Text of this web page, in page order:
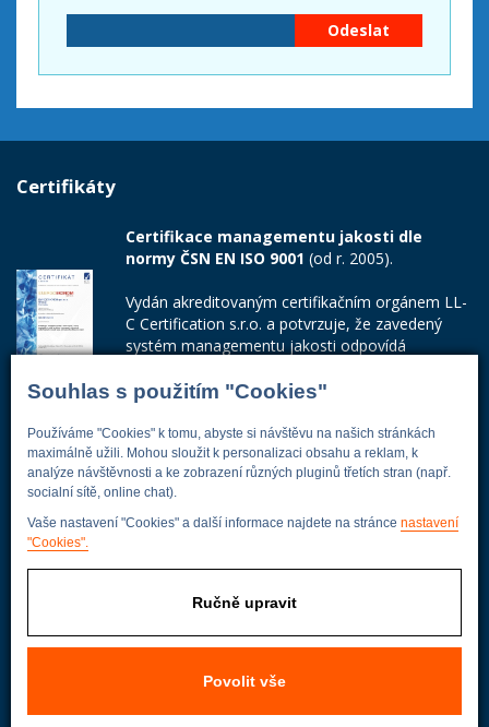
Souhlas s použitím "Cookies"
Používáme "Cookies" k tomu, abyste si návštěvu na našich stránkách
maximálně užili. Mohou sloužit k personalizaci obsahu a reklam, k
analýze návštěvnosti a ke zobrazení různých pluginů třetích stran (např.
socialní sítě, online chat).
Vaše nastavení "Cookies" a další informace najdete na stránce nastavení
"Cookies".
Ručně upravit
Povolit vše
Certifikáty
Certifikace managementu jakosti dle
normy ČSN EN ISO 9001 (od r. 2005).
Vydán akreditovaným certifikačním orgánem LL-
C Certification s.r.o. a potvrzuje, že zavedený
systém managementu jakosti odpovídá
Adresa firmy
Wolkerova 433